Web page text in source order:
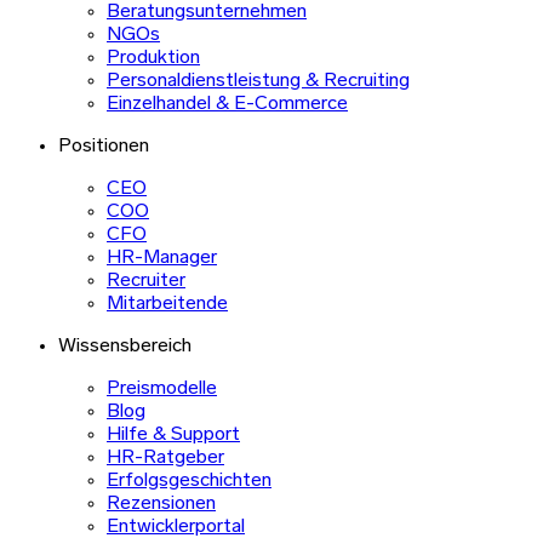
Beratungsunternehmen
NGOs
Produktion
Personaldienstleistung & Recruiting
Einzelhandel & E-Commerce
Positionen
CEO
COO
CFO
HR-Manager
Recruiter
Mitarbeitende
Wissensbereich
Preismodelle
Blog
Hilfe & Support
HR-Ratgeber
Erfolgsgeschichten
Rezensionen
Entwicklerportal